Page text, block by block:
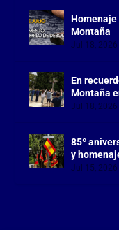
Homenaje
Montaña
Jul 18, 2026
En
Montaña
Jul 18, 2026
85º
y
Jul 15, 2026